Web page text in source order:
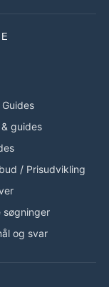
Guides
guides
/ Prisudvikling
søgninger
og svar